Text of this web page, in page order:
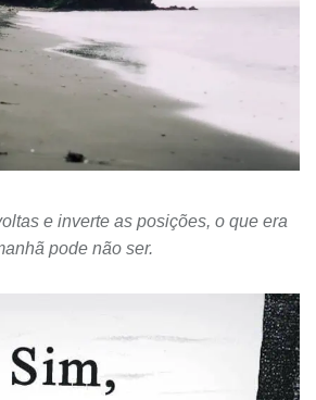
e inverte as posições, o que era
pode não ser.